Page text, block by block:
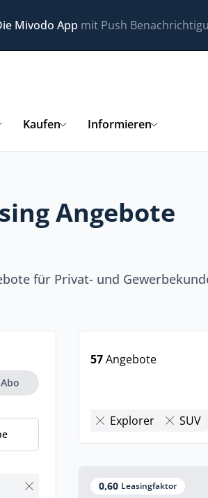
Mivodo App mit Push
Kaufen Informieren
Angebote
für Privat- und
57Angebote
Explorer SUV
0,60 Leasingfaktor